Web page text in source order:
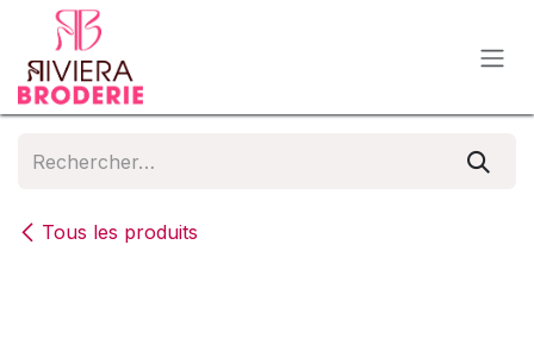
Se rendre au contenu
Tous les produits